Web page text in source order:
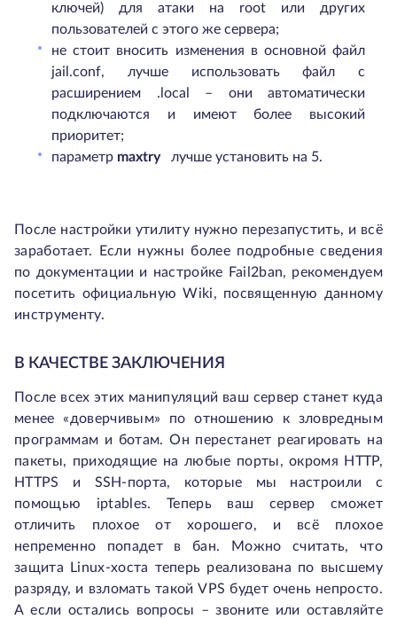
ключей) для атаки на root или других
пользователей с этого же сервера;
не стоит вносить изменения в основной файл
jail.conf, лучше использовать файл с
расширением .local – они автоматически
подключаются и имеют более высокий
приоритет;
параметр maxtry лучше установить на 5.
После настройки утилиту нужно перезапустить, и всё
заработает. Если нужны более подробные сведения
по документации и настройке Fail2ban, рекомендуем
посетить официальную Wiki, посвященную данному
инструменту.
В КАЧЕСТВЕ ЗАКЛЮЧЕНИЯ
После всех этих манипуляций ваш сервер станет куда
менее «доверчивым» по отношению к зловредным
программам и ботам. Он перестанет реагировать на
пакеты, приходящие на любые порты, окромя HTTP,
HTTPS и SSH-порта, которые мы настроили с
помощью iptables. Теперь ваш сервер сможет
отличить плохое от хорошего, и всё плохое
непременно попадет в бан. Можно считать, что
защита Linux-хоста теперь реализована по высшему
разряду, и взломать такой VPS будет очень непросто.
А если остались вопросы – звоните или оставляйте